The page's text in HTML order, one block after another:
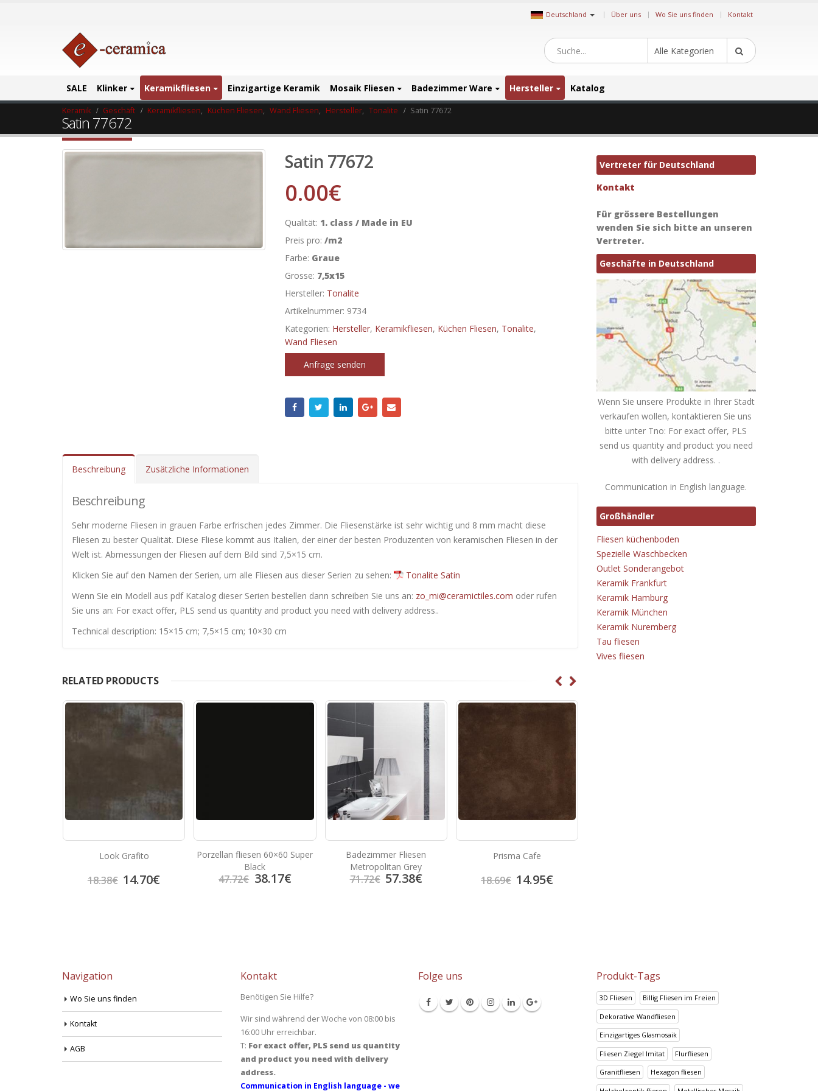
Deutschland | Über uns Wo Sie uns finden Kontakt
Alle Kategorien
SALE Klinker Keramikfliesen Einzigartige Keramik Mosaik Fliesen Badezimmer Ware Hersteller Katalog
Keramik Geschäft Keramikfliesen, Küchen Fliesen, Wand Fliesen, Hersteller, Tonalite Satin 77672
Satin 77672
Satin 77672
0.00€
Qualität: 1. class / Made in EU
Preis pro: /m2
Farbe: Graue
Grosse: 7,5x15
Hersteller: Tonalite
Artikelnummer: 9734
Kategorien: Hersteller, Keramikfliesen, Küchen Fliesen, Tonalite,
Wand Fliesen
Anfrage senden
Beschreibung Zusätzliche Informationen
Beschreibung
Sehr moderne Fliesen in grauen Farbe erfrischen jedes Zimmer. Die Fliesenstärke ist sehr wichtig und 8 mm macht diese
Fliesen zu bester Qualität. Diese Fliese kommt aus Italien, der einer der besten Produzenten von keramischen Fliesen in der
Welt ist. Abmessungen der Fliesen auf dem Bild sind 7,5×15 cm.
Klicken Sie auf den Namen der Serien, um alle Fliesen ​​aus dieser Serien zu sehen:
Tonalite Satin
Wenn Sie ein Modell aus pdf Katalog dieser Serien bestellen dann schreiben Sie uns an: zo_mi@ceramictiles.com oder rufen
Sie uns an: For exact offer, PLS send us quantity and product you need with delivery address..
Technical description: 15×15 cm; 7,5×15 cm; 10×30 cm
RELATED PRODUCTS
Look Grafito
18.38€ 14.70€
Porzellan fliesen 60×60 Super
Black
47.72€ 38.17€
Badezimmer Fliesen
Metropolitan Grey
71.72€ 57.38€
Prisma Cafe
18.69€ 14.95€
Vertreter für Deutschland
Kontakt
Für grössere Bestellungen
wenden Sie sich bitte an unseren
Vertreter.
Geschäfte in Deutschland
Wenn Sie unsere Produkte in Ihrer Stadt
verkaufen wollen, kontaktieren Sie uns
bitte unter Tno: For exact offer, PLS
send us quantity and product you need
with delivery address. .
Communication in English language.
Großhändler
Fliesen küchenboden
Spezielle Waschbecken
Outlet Sonderangebot
Keramik Frankfurt
Keramik Hamburg
Keramik München
Keramik Nuremberg
Tau fliesen
Vives fliesen
Navigation
Wo Sie uns finden
Kontakt
AGB
Kontakt
Benötigen Sie Hilfe?
Wir sind während der Woche von 08:00 bis
16:00 Uhr erreichbar.
T: For exact offer, PLS send us quantity
and product you need with delivery
address.
Communication in English language - we
Folge uns Produkt-Tags
3D Fliesen Billig Fliesen im Freien
Dekorative Wandfliesen
Einzigartiges Glasmosaik
Fliesen Ziegel Imitat Flurfliesen
Granitfliesen Hexagon fliesen